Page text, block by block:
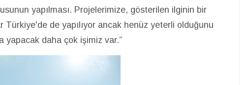
yapılması. Projelerimize, gösterilen ilginin bir
de yapılıyor ancak henüz yeterli olduğunu
yapacak daha çok işimiz var.”